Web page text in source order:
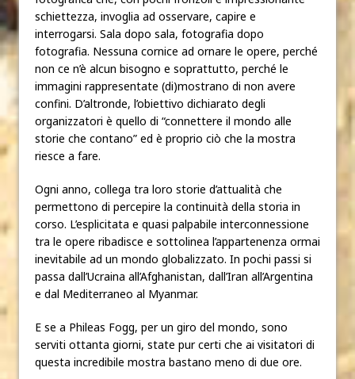
schiettezza, invoglia ad osservare, capire e
interrogarsi. Sala dopo sala, fotografia dopo
fotografia. Nessuna cornice ad ornare le opere, perché
non ce n’è alcun bisogno e soprattutto, perché le
immagini rappresentate (di)mostrano di non avere
confini. D’altronde, l’obiettivo dichiarato degli
organizzatori è quello di “connettere il mondo alle
storie che contano” ed è proprio ciò che la mostra
riesce a fare.
Ogni anno, collega tra loro storie d’attualità che
permettono di percepire la continuità della storia in
corso. L’esplicitata e quasi palpabile interconnessione
tra le opere ribadisce e sottolinea l’appartenenza ormai
inevitabile ad un mondo globalizzato. In pochi passi si
passa dall’Ucraina all’Afghanistan, dall’Iran all’Argentina
e dal Mediterraneo al Myanmar.
E se a Phileas Fogg, per un giro del mondo, sono
serviti ottanta giorni, state pur certi che ai visitatori di
questa incredibile mostra bastano meno di due ore.